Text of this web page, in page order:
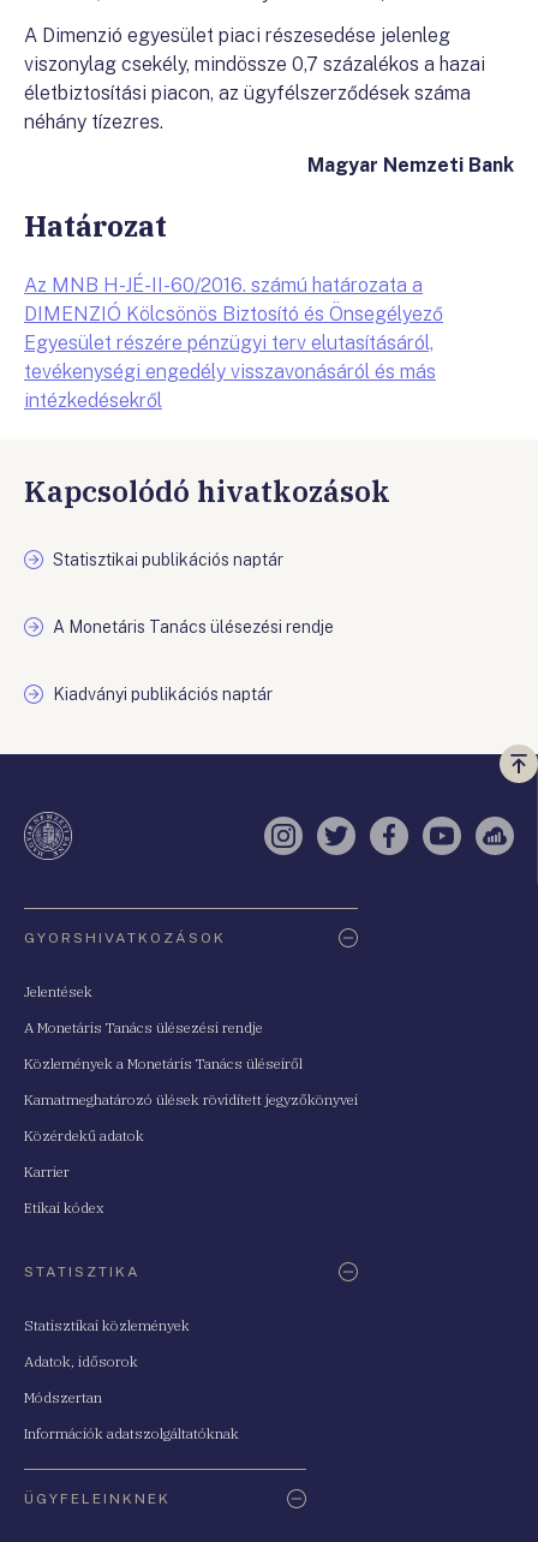
A Dimenzió egyesület piaci részesedése jelenleg
viszonylag csekély, mindössze 0,7 százalékos a hazai
életbiztosítási piacon, az ügyfélszerződések száma
néhány tízezres.
Magyar Nemzeti Bank
Határozat
Az MNB H-JÉ-II-60/2016. számú határozata a
DIMENZIÓ Kölcsönös Biztosító és Önsegélyező
Egyesület részére pénzügyi terv elutasításáról,
tevékenységi engedély visszavonásáról és más
intézkedésekről
Kapcsolódó hivatkozások
Statisztikai publikációs naptár
A Monetáris Tanács ülésezési rendje
Kiadványi publikációs naptár
a
Instagram
TwitterFacebook
YouTube
GYORSHIVATKOZÁSOK
Jelentések
A Monetáris Tanács ülésezési rendje
Közlemények a Monetáris Tanács üléseiről
Kamatmeghatározó ülések rövidített jegyzőkönyvei
Közérdekű adatok
Karrier
Etikai kódex
STATISZTIKA
Statisztikai közlemények
Adatok, idősorok
Módszertan
Információk adatszolgáltatóknak
ÜGYFELEINKNEK